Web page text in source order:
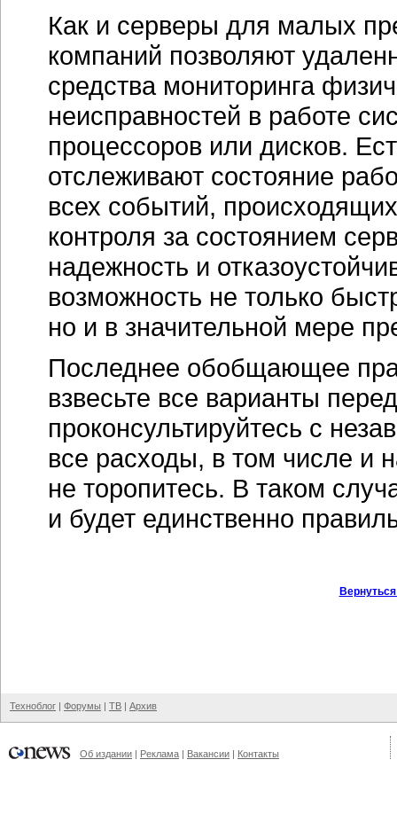
Как и серверы для малых
компаний позволяют
средства мониторинга
неисправностей в работе
процессоров или дисков.
отслеживают состояние
всех событий,
контроля за состоянием
надежность и
возможность не только
но и в значительной мере
Последнее обобщающее
взвесьте все варианты
проконсультируйтесь с
все расходы, в том числе и
не торопитесь. В таком
и будет единственно
Техноблог | Форумы | ТВ | Архив
Об издании | Реклама | Вакансии | Контакты